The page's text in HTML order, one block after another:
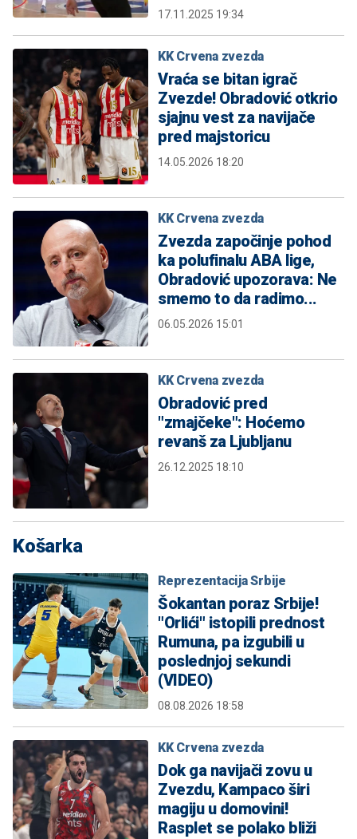
17.11.2025 19:34
KK Crvena zvezda
Vraća se bitan igrač
Zvezde! Obradović otkrio
sjajnu vest za navijače
pred majstoricu
14.05.2026 18:20
KK Crvena zvezda
Zvezda započinje pohod
ka polufinalu ABA lige,
Obradović upozorava: Ne
smemo to da radimo...
06.05.2026 15:01
KK Crvena zvezda
Obradović pred
"zmajčeke": Hoćemo
revanš za Ljubljanu
26.12.2025 18:10
Košarka
Reprezentacija Srbije
Šokantan poraz Srbije!
"Orlići" istopili prednost
Rumuna, pa izgubili u
poslednjoj sekundi
(VIDEO)
08.08.2026 18:58
KK Crvena zvezda
Dok ga navijači zovu u
Zvezdu, Kampaco širi
magiju u domovini!
Rasplet se polako bliži